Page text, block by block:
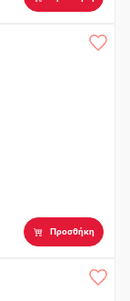
Προσθήκη